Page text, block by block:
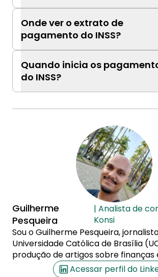
Onde ver o extrato de
pagamento do INSS?
Quando inicia os
do INSS?
Guilherme
Pesqueira
| Analista de
Konsi
Sou o Guilherme Pesqueira,
Universidade Católica de Brasília
produção de artigos sobre finanças
Acessar perfil do